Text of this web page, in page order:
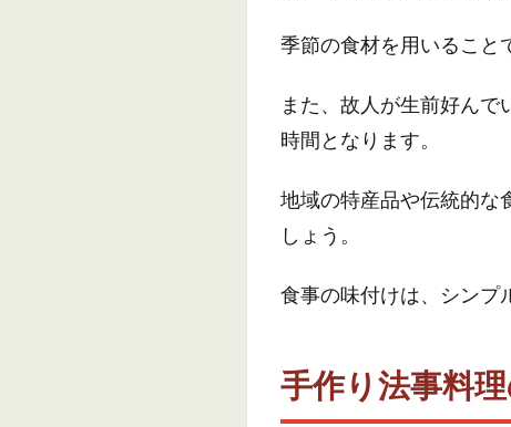
季節の食材を用いること
また、故人が生前好ん
時間となります。
地域の特産品や伝統的な
しょう。
食事の味付けは、シンプ
手作り法事料